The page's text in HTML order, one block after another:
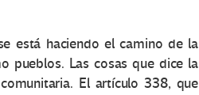
está haciendo el camino de la
pueblos. Las cosas que dice la
El artículo 338, que